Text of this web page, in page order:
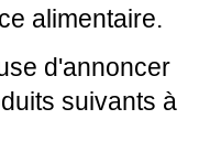
alimentaire.
d'annoncer
suivants à